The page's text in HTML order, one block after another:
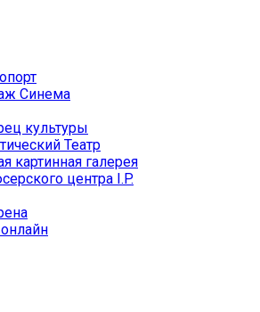
Синема
культуры
Театр
картинная галерея
центра I.P.